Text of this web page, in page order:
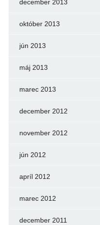
december 2013
október 2013
jún 2013
máj 2013
marec 2013
december 2012
november 2012
jún 2012
apríl 2012
marec 2012
december 2011